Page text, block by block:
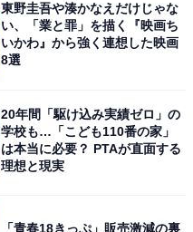
東野圭吾や湊かなえだけじゃな
い、「業と罪」を描く『映画ち
いかわ』から強く連想した映画
8選
20年間「駆け込み実績ゼロ」の
学校も…「こども110番の家」
は本当に必要？ PTAが直面する
理想と現実
「青春18きっぷ」販売激減の裏